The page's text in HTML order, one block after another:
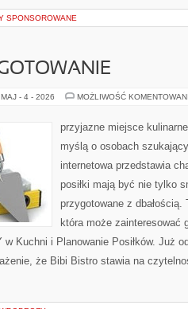
SPONSOROWANE
MAJ - 4 - 2026 MOŻLIWOŚĆ
przyjazne miejsce
myślą o osobach
internetowa przedstawia
posiłki mają być nie tylko
przygotowane z
która może zainteresować
Kuchni i Planowanie Posiłków. Już
że Bibi Bistro stawia na